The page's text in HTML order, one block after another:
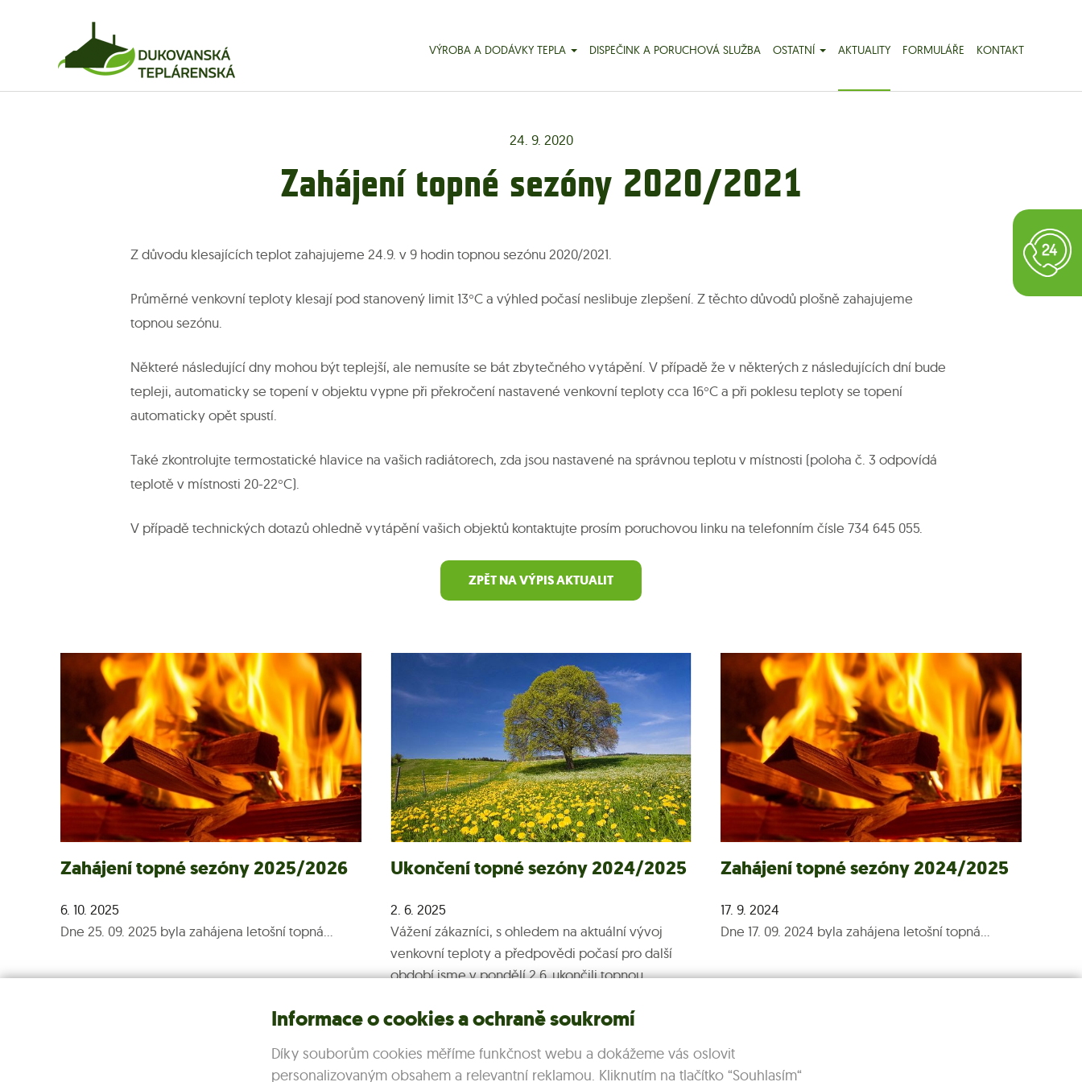
VÝROBA A DODÁVKY TEPLA DISPEČINK A PORUCHOVÁ SLUŽBA OSTATNÍ AKTUALITY FORMULÁŘE KONTAKT
24. 9. 2020
Zahájení topné sezóny 2020/2021
Z důvodu klesajících teplot zahajujeme 24.9. v 9 hodin topnou sezónu 2020/2021.
Průměrné venkovní teploty klesají pod stanovený limit 13°C a výhled počasí neslibuje zlepšení. Z těchto důvodů plošně zahajujeme
topnou sezónu.
Některé následující dny mohou být teplejší, ale nemusíte se bát zbytečného vytápění. V případě že v některých z následujících dní bude
tepleji, automaticky se topení v objektu vypne při překročení nastavené venkovní teploty cca 16°C a při poklesu teploty se topení
automaticky opět spustí.
Také zkontrolujte termostatické hlavice na vašich radiátorech, zda jsou nastavené na správnou teplotu v místnosti (poloha č. 3 odpovídá
teplotě v místnosti 20-22°C).
V případě technických dotazů ohledně vytápění vašich objektů kontaktujte prosím poruchovou linku na telefonním čísle 734 645 055.
ZPĚT NA VÝPIS AKTUALIT
Zahájení topné sezóny 2025/2026
6. 10. 2025
Dne 25. 09. 2025 byla zahájena letošní topná...
Ukončení topné sezóny 2024/2025
2. 6. 2025
Vážení zákazníci, s ohledem na aktuální vývoj
venkovní teploty a předpovědi počasí pro další
období jsme v pondělí 2.6. ukončili topnou
Více >
Zahájení topné sezóny 2024/2025
17. 9. 2024
Dne 17. 09. 2024 byla zahájena letošní topná...
Informace o cookies a ochraně soukromí
Díky souborům cookies měříme funkčnost webu a dokážeme vás oslovit
personalizovaným obsahem a relevantní reklamou. Kliknutím na tlačítko “Souhlasím“